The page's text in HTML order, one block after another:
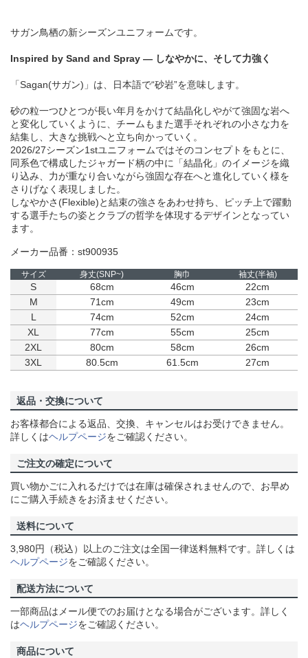
サガン鳥栖の新シーズンユニフォームです。
Inspired by Sand and Spray ― しなやかに、そして力強く
「Sagan(サガン)」は、日本語で“砂岩”を意味します。
砂の粒一つひとつが長い年月をかけて結晶化しやがて強固な岩へ
と変化していくように、チームもまた選手それぞれの小さな力を
結集し、大きな挑戦へと立ち向かっていく。
2026/27シーズン1stユニフォームではそのコンセプトをもとに、
同系色で構成したジャガード柄の中に「結晶化」のイメージを織
り込み、力が重なり合いながら強固な存在へと進化していく様を
さりげなく表現しました。
しなやかさ(Flexible)と結束の強さをあわせ持ち、ピッチ上で躍動
する選手たちの姿とクラブの哲学を体現するデザインとなってい
ます。
メーカー品番：st900935
サイズ 身丈(SNP~) 胸巾 袖丈(半袖)
S 68cm 46cm
22cm
M
71cm 49cm
23cm
L
74cm 52cm
24cm
XL
77cm 55cm
25cm
2XL
80cm 58cm
26cm
3XL
80.5cm 61.5cm 27cm
返品・交換について
お客様都合による返品、交換、キャンセルはお受けできません。
詳しくはヘルプページをご確認ください。
ご注文の確定について
買い物かごに入れるだけでは在庫は確保されませんので、お早め
にご購入手続きをお済ませください。
送料について
3,980円（税込）以上のご注文は全国一律送料無料です。詳しくは
ヘルプページをご確認ください。
配送方法について
一部商品はメール便でのお届けとなる場合がございます。詳しく
はヘルプページをご確認ください。
商品について